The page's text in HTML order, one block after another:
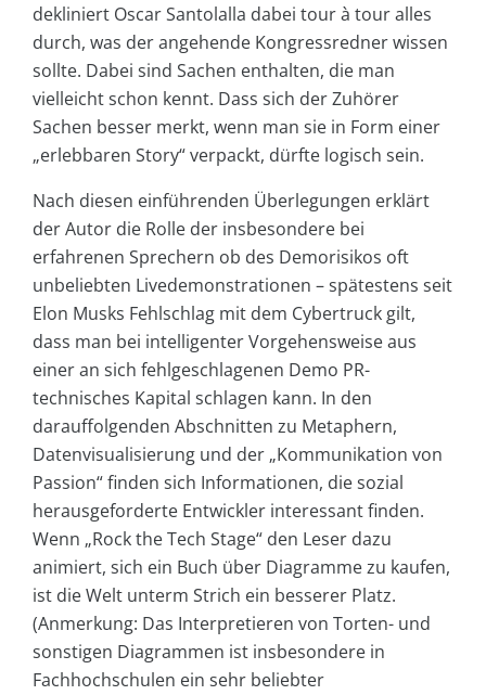
dekliniert Oscar Santolalla dabei tour à tour alles
durch, was der angehende Kongressredner wissen
sollte. Dabei sind Sachen enthalten, die man
vielleicht schon kennt. Dass sich der Zuhörer
Sachen besser merkt, wenn man sie in Form einer
„erlebbaren Story“ verpackt, dürfte logisch sein.
Nach diesen einführenden Überlegungen erklärt
der Autor die Rolle der insbesondere bei
erfahrenen Sprechern ob des Demorisikos oft
unbeliebten Livedemonstrationen – spätestens seit
Elon Musks Fehlschlag mit dem Cybertruck gilt,
dass man bei intelligenter Vorgehensweise aus
einer an sich fehlgeschlagenen Demo PR-
technisches Kapital schlagen kann. In den
darauffolgenden Abschnitten zu Metaphern,
Datenvisualisierung und der „Kommunikation von
Passion“ finden sich Informationen, die sozial
herausgeforderte Entwickler interessant finden.
Wenn „Rock the Tech Stage“ den Leser dazu
animiert, sich ein Buch über Diagramme zu kaufen,
ist die Welt unterm Strich ein besserer Platz.
(Anmerkung: Das Interpretieren von Torten- und
sonstigen Diagrammen ist insbesondere in
Fachhochschulen ein sehr beliebter